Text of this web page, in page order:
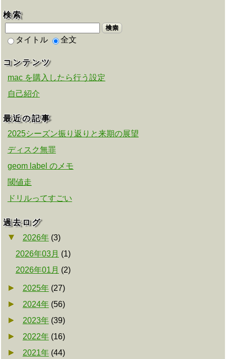
検索
検索
タイトル 全文
コンテンツ
mac を購入したら行う設定
自己紹介
最近の記事
2025シーズン振り返りと来期の展望
ディスク無罪
geom label のメモ
閾値走
ドリルってすごい
過去ログ
2026年 (3)
2026年03月 (1)
2026年01月 (2)
2025年 (27)
2024年 (56)
2023年 (39)
2022年 (16)
2021年 (44)